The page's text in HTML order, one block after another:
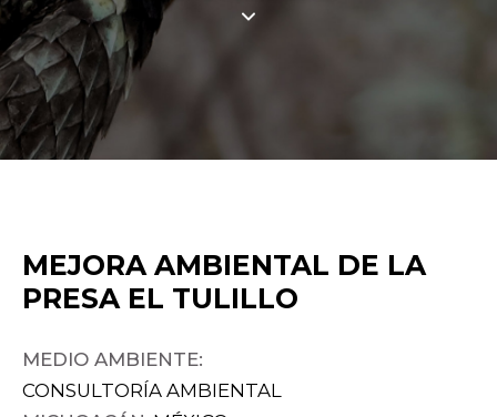
MEJORA AMBIENTAL DE LA
PRESA EL TULILLO
MEDIO AMBIENTE:
CONSULTORÍA AMBIENTAL